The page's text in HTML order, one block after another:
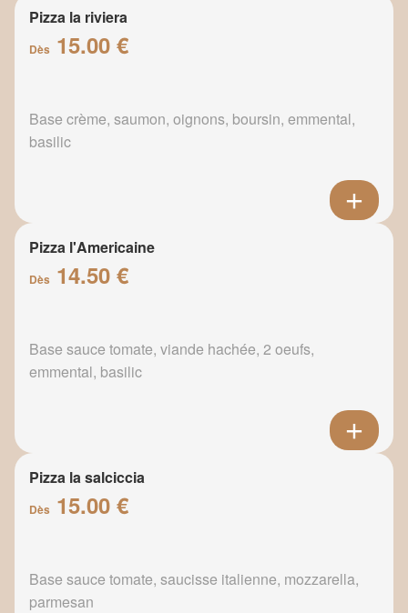
Pizza la riviera
Dès 15.00 €
Base crème, saumon, oignons, boursin, emmental,
basilic
Pizza l'Americaine
Dès 14.50 €
Base sauce tomate, viande hachée, 2 oeufs,
emmental, basilic
Pizza la salciccia
Dès 15.00 €
Base sauce tomate, saucisse italienne, mozzarella,
parmesan